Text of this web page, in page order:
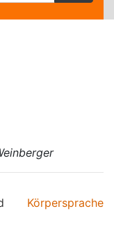
Körpersprache